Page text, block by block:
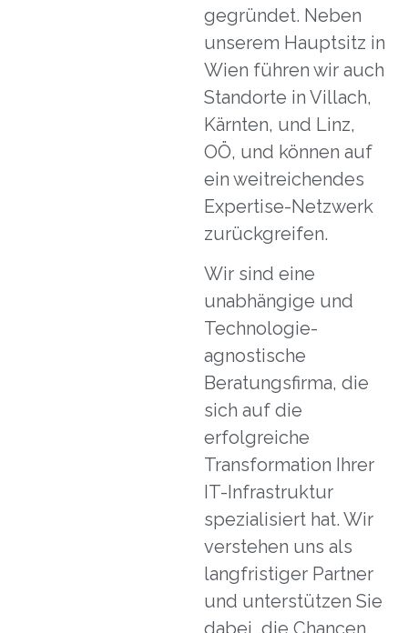
gegründet. Neben
unserem Hauptsitz in
Wien führen wir auch
Standorte in Villach,
Kärnten, und Linz,
OÖ, und können auf
ein weitreichendes
Expertise-Netzwerk
zurückgreifen.
Wir sind eine
unabhängige und
Technologie-
agnostische
Beratungsfirma, die
sich auf die
erfolgreiche
Transformation Ihrer
IT-Infrastruktur
spezialisiert hat. Wir
verstehen uns als
langfristiger Partner
und unterstützen Sie
dabei, die Chancen